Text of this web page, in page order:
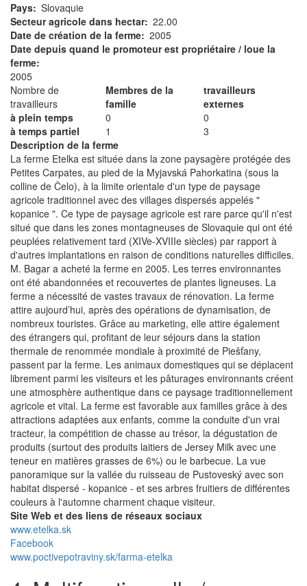
Pays Slovaquie
Secteur agricole dans hectar 22.00
Date de création de la ferme 2005
Date depuis quand le promoteur est propriétaire / loue la
ferme
2005
Nombre de
travailleurs
Membres de la
famille
travailleurs
externes
à plein temps
0
0
à temps partiel
1
3
Description de la ferme
La ferme Etelka est située dans la zone paysagère protégée des
Petites Carpates, au pied de la Myjavská Pahorkatina (sous la
colline de Čelo), à la limite orientale d'un type de paysage
agricole traditionnel avec des villages dispersés appelés "
kopanice ". Ce type de paysage agricole est rare parce qu'il n'est
situé que dans les zones montagneuses de Slovaquie qui ont été
peuplées relativement tard (XIVe-XVIIIe siècles) par rapport à
d'autres implantations en raison de conditions naturelles difficiles.
M. Bagar a acheté la ferme en 2005. Les terres environnantes
ont été abandonnées et recouvertes de plantes ligneuses. La
ferme a nécessité de vastes travaux de rénovation. La ferme
attire aujourd’hui, après des opérations de dynamisation, de
nombreux touristes. Grâce au marketing, elle attire également
des étrangers qui, profitant de leur séjours dans la station
thermale de renommée mondiale à proximité de Piešťany,
passent par la ferme. Les animaux domestiques qui se déplacent
librement parmi les visiteurs et les pâturages environnants créent
une atmosphère authentique dans ce paysage traditionnellement
agricole et vital. La ferme est favorable aux familles grâce à des
attractions adaptées aux enfants, comme la conduite d'un vrai
tracteur, la compétition de chasse au trésor, la dégustation de
produits (surtout des produits laitiers de Jersey Milk avec une
teneur en matières grasses de 6%) ou le barbecue. La vue
panoramique sur la vallée du ruisseau de Pustoveský avec son
habitat dispersé - kopanice - et ses arbres fruitiers de différentes
couleurs à l'automne charment chaque visiteur.
Site Web et des liens de réseaux sociaux
www.etelka.sk
Facebook
www.poctivepotraviny.sk/farma-etelka